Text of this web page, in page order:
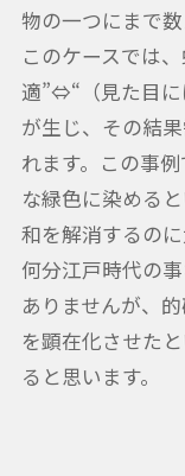
物の一つにまで
このケースでは
適”⇔“（見た目
が生じ、その結
れます。この事
な緑色に染める
和を解消するの
何分江戸時代の
ありませんが、
を顕在化させた
ると思います。